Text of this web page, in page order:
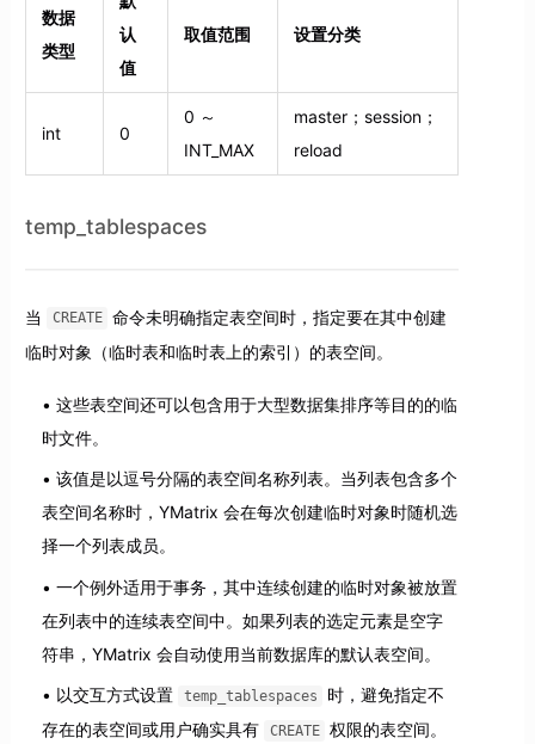
数据
类型
认
值
取值范围 设置分类
int 0
0 ～
INT_MAX
master；session；
reload
temp_tablespaces
当 CREATE
命令未明确指定表空间时，指定要在其中创建
临时对象（临时表和临时表上的索引）的表空间。
这些表空间还可以包含用于大型数据集排序等目的的临
时文件。
该值是以逗号分隔的表空间名称列表。当列表包含多个
表空间名称时，YMatrix 会在每次创建临时对象时随机选
择一个列表成员。
一个例外适用于事务，其中连续创建的临时对象被放置
在列表中的连续表空间中。如果列表的选定元素是空字
符串，YMatrix 会自动使用当前数据库的默认表空间。
以交互方式设置 temp_tablespaces
时，避免指定不
存在的表空间或用户确实具有
CREATE
权限的表空间。